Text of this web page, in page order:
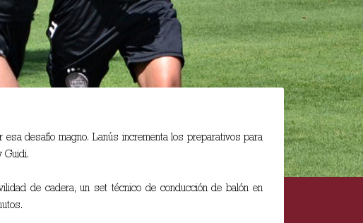
desafío magno. Lanús incrementa los preparativos para
Guidi.
de cadera, un set técnico de conducción de balón en